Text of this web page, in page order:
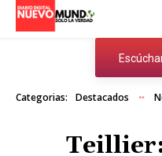
Categorias: Destacados